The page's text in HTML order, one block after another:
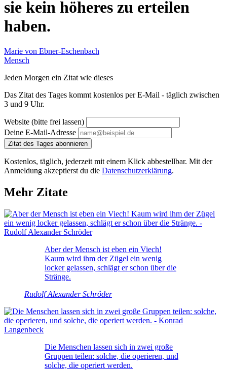
sie kein höheres zu erteilen
haben.
Marie von Ebner-Eschenbach
Mensch
Jeden Morgen ein Zitat wie dieses
Das Zitat des Tages kommt kostenlos per E-Mail - täglich zwischen
3 und 9 Uhr.
Website (bitte frei lassen)
Deine E-Mail-Adresse
Zitat des Tages abonnieren
Kostenlos, täglich, jederzeit mit einem Klick abbestellbar. Mit der
Anmeldung akzeptierst du die Datenschutzerklärung.
Mehr Zitate
Aber der Mensch ist eben ein Viech!
Kaum wird ihm der Zügel ein wenig
locker gelassen, schlägt er schon über die
Stränge.
Rudolf Alexander Schröder
Die Menschen lassen sich in zwei große
Gruppen teilen: solche, die operieren, und
solche, die operiert werden.